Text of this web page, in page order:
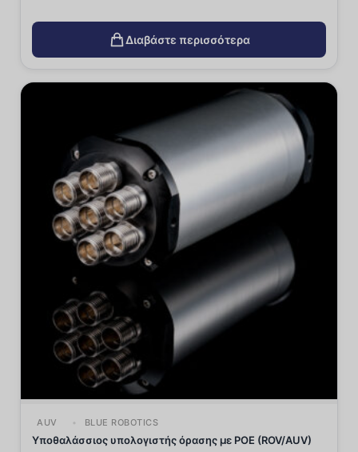
Διαβάστε περισσότερα
AUV BLUE ROBOTICS
Υποθαλάσσιος υπολογιστής όρασης με POE (ROV/AUV)